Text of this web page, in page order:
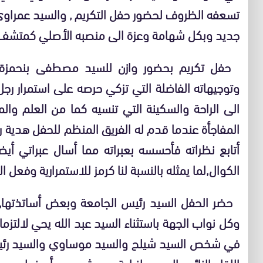
تسعفه الظروف لحضور حفل التكريم , والسيد
جديد وبكل شهامة وعزة الى منصبه الأصلي كمتشف
حفل تكريم بحضور وازن للسيد مصطفى بنحمزة
وتوجيهاته الفاضلة التي تزكي حرصه على استمرار
الى الراحة والسكينة التي تنسيه كما من العلم
المفاجأة عندما قدم له الفريق المنظم للحفل
أتابع نظراته فأحسسه بعبراته مما أسال عبراتي
الكوال,لما يمثله بالنسبة لنا كرمز للاستمرارية
حضر الحفل السيد رئيس الجامعة وبعض
وكل نواب الجهة باستثناء السيد عبد الله يحي
في شخص السيد شيلح والسيد موساوي والسيد